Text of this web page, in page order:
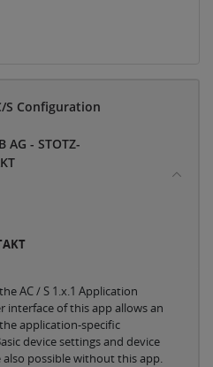
S Configuration
AG - STOTZ-
AC / S 1.x.1 Application
interface of this app allows an
application-specific
device settings and device
possible without this app.